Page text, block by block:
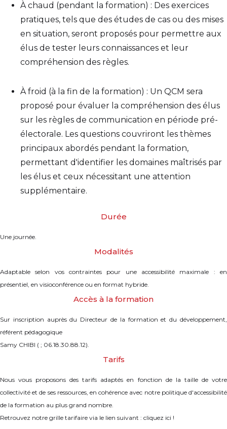
À chaud (pendant la formation) : Des exercices
pratiques, tels que des études de cas ou des mises
en situation, seront proposés pour permettre aux
élus de tester leurs connaissances et leur
compréhension des règles.
À froid (à la fin de la formation) : Un QCM sera
proposé pour évaluer la compréhension des élus
sur les règles de communication en période pré-
électorale. Les questions couvriront les thèmes
principaux abordés pendant la formation,
permettant d'identifier les domaines maîtrisés par
les élus et ceux nécessitant une attention
supplémentaire.
Durée
Une journée.
Modalités
Adaptable selon vos contraintes pour une accessibilité maximale : en
présentiel, en visioconférence ou en format hybride.
Accès à la formation
Sur inscription auprès du Directeur de la formation et du développement,
référent pédagogique
Samy CHIBI ( ; 06.18.30.88.12).
Tarifs
Nous vous proposons des tarifs adaptés en fonction de la taille de votre
collectivité et de ses ressources, en cohérence avec notre politique d'accessibilité
de la formation au plus grand nombre.
Retrouvez notre grille tarifaire via le lien suivant : cliquez ici !